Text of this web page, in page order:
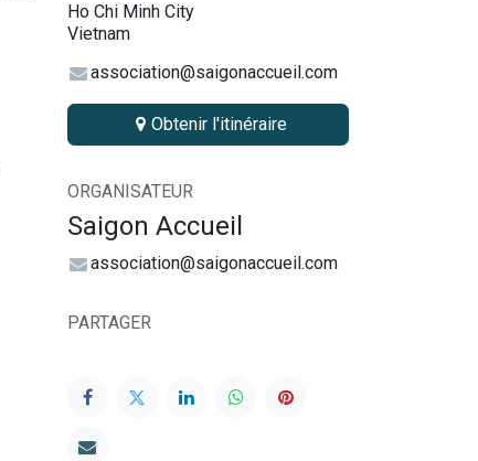
Ho Chi Minh City
Vietnam
association@saigonaccueil.com
Obtenir l'itinéraire
ORGANISATEUR
Saigon Accueil
association@saigonaccueil.com
PARTAGER